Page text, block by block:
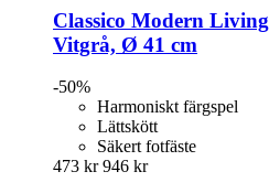
Classico Modern Living
Vitgrå, Ø 41 cm
-50%
Harmoniskt färgspel
Lättskött
Säkert fotfäste
473 kr 946 kr